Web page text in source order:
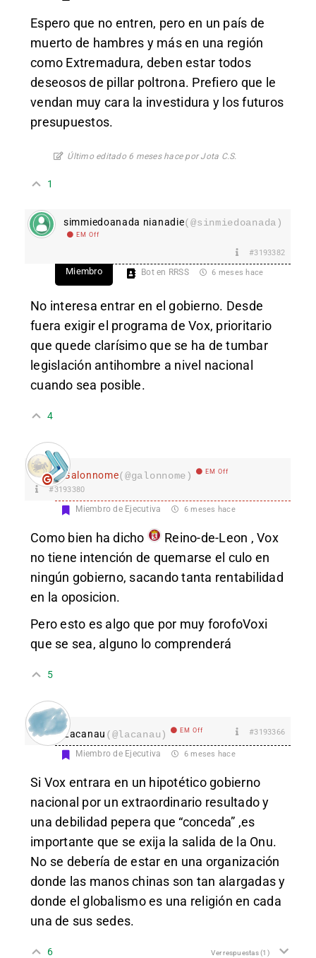
Espero que no entren, pero en un país de
muerto de hambres y más en una región
como Extremadura, deben estar todos
deseosos de pillar poltrona. Prefiero que le
vendan muy cara la investidura y los futuros
presupuestos.
Último editado 6 meses hace por Jota C.S.
1
simmiedoanada nianadie(@sinmiedoanada)
EM Off
#3193382
Miembro Bot en RRSS 6 meses hace
No interesa entrar en el gobierno. Desde
fuera exigir el programa de Vox, prioritario
que quede clarísimo que se ha de tumbar
legislación antihombre a nivel nacional
cuando sea posible.
4
Galonnome(@galonnome) EM Off
#3193380
Miembro de Ejecutiva 6 meses hace
Como bien ha dicho Reino-de-Leon , Vox
no tiene intención de quemarse el culo en
ningún gobierno, sacando tanta rentabilidad
en la oposicion.
Pero esto es algo que por muy forofoVoxi
que se sea, alguno lo comprenderá
5
Lacanau (@lacanau) EM Off #3193366
Miembro de Ejecutiva 6 meses hace
Si Vox entrara en un hipotético gobierno
nacional por un extraordinario resultado y
una debilidad pepera que “conceda” ,es
importante que se exija la salida de la Onu.
No se debería de estar en una organización
donde las manos chinas son tan alargadas y
donde el globalismo es una religión en cada
una de sus sedes.
6 Ver respuestas(1)